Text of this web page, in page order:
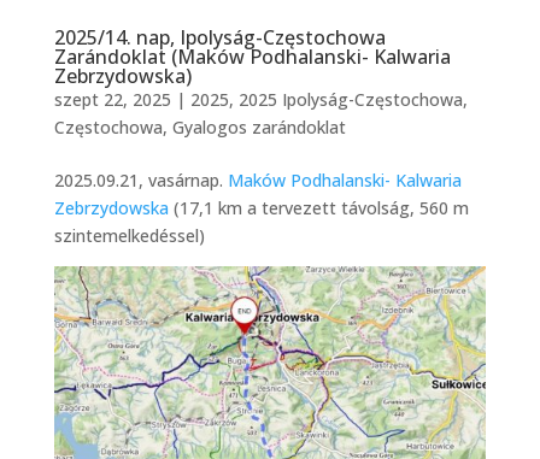
2025/14. nap, Ipolyság-Częstochowa
Zarándoklat (Maków Podhalanski- Kalwaria
Zebrzydowska)
szept 22, 2025 | 2025, 2025 Ipolyság-Częstochowa,
Częstochowa, Gyalogos zarándoklat
2025.09.21, vasárnap. Maków Podhalanski- Kalwaria
Zebrzydowska (17,1 km a tervezett távolság, 560 m
szintemelkedéssel)